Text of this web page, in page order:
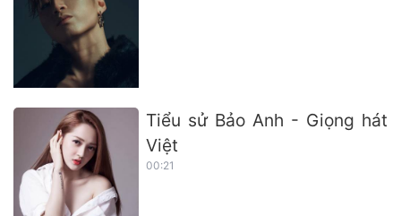
Tiểu sử Bảo Anh - Giọng hát
Việt
00:21